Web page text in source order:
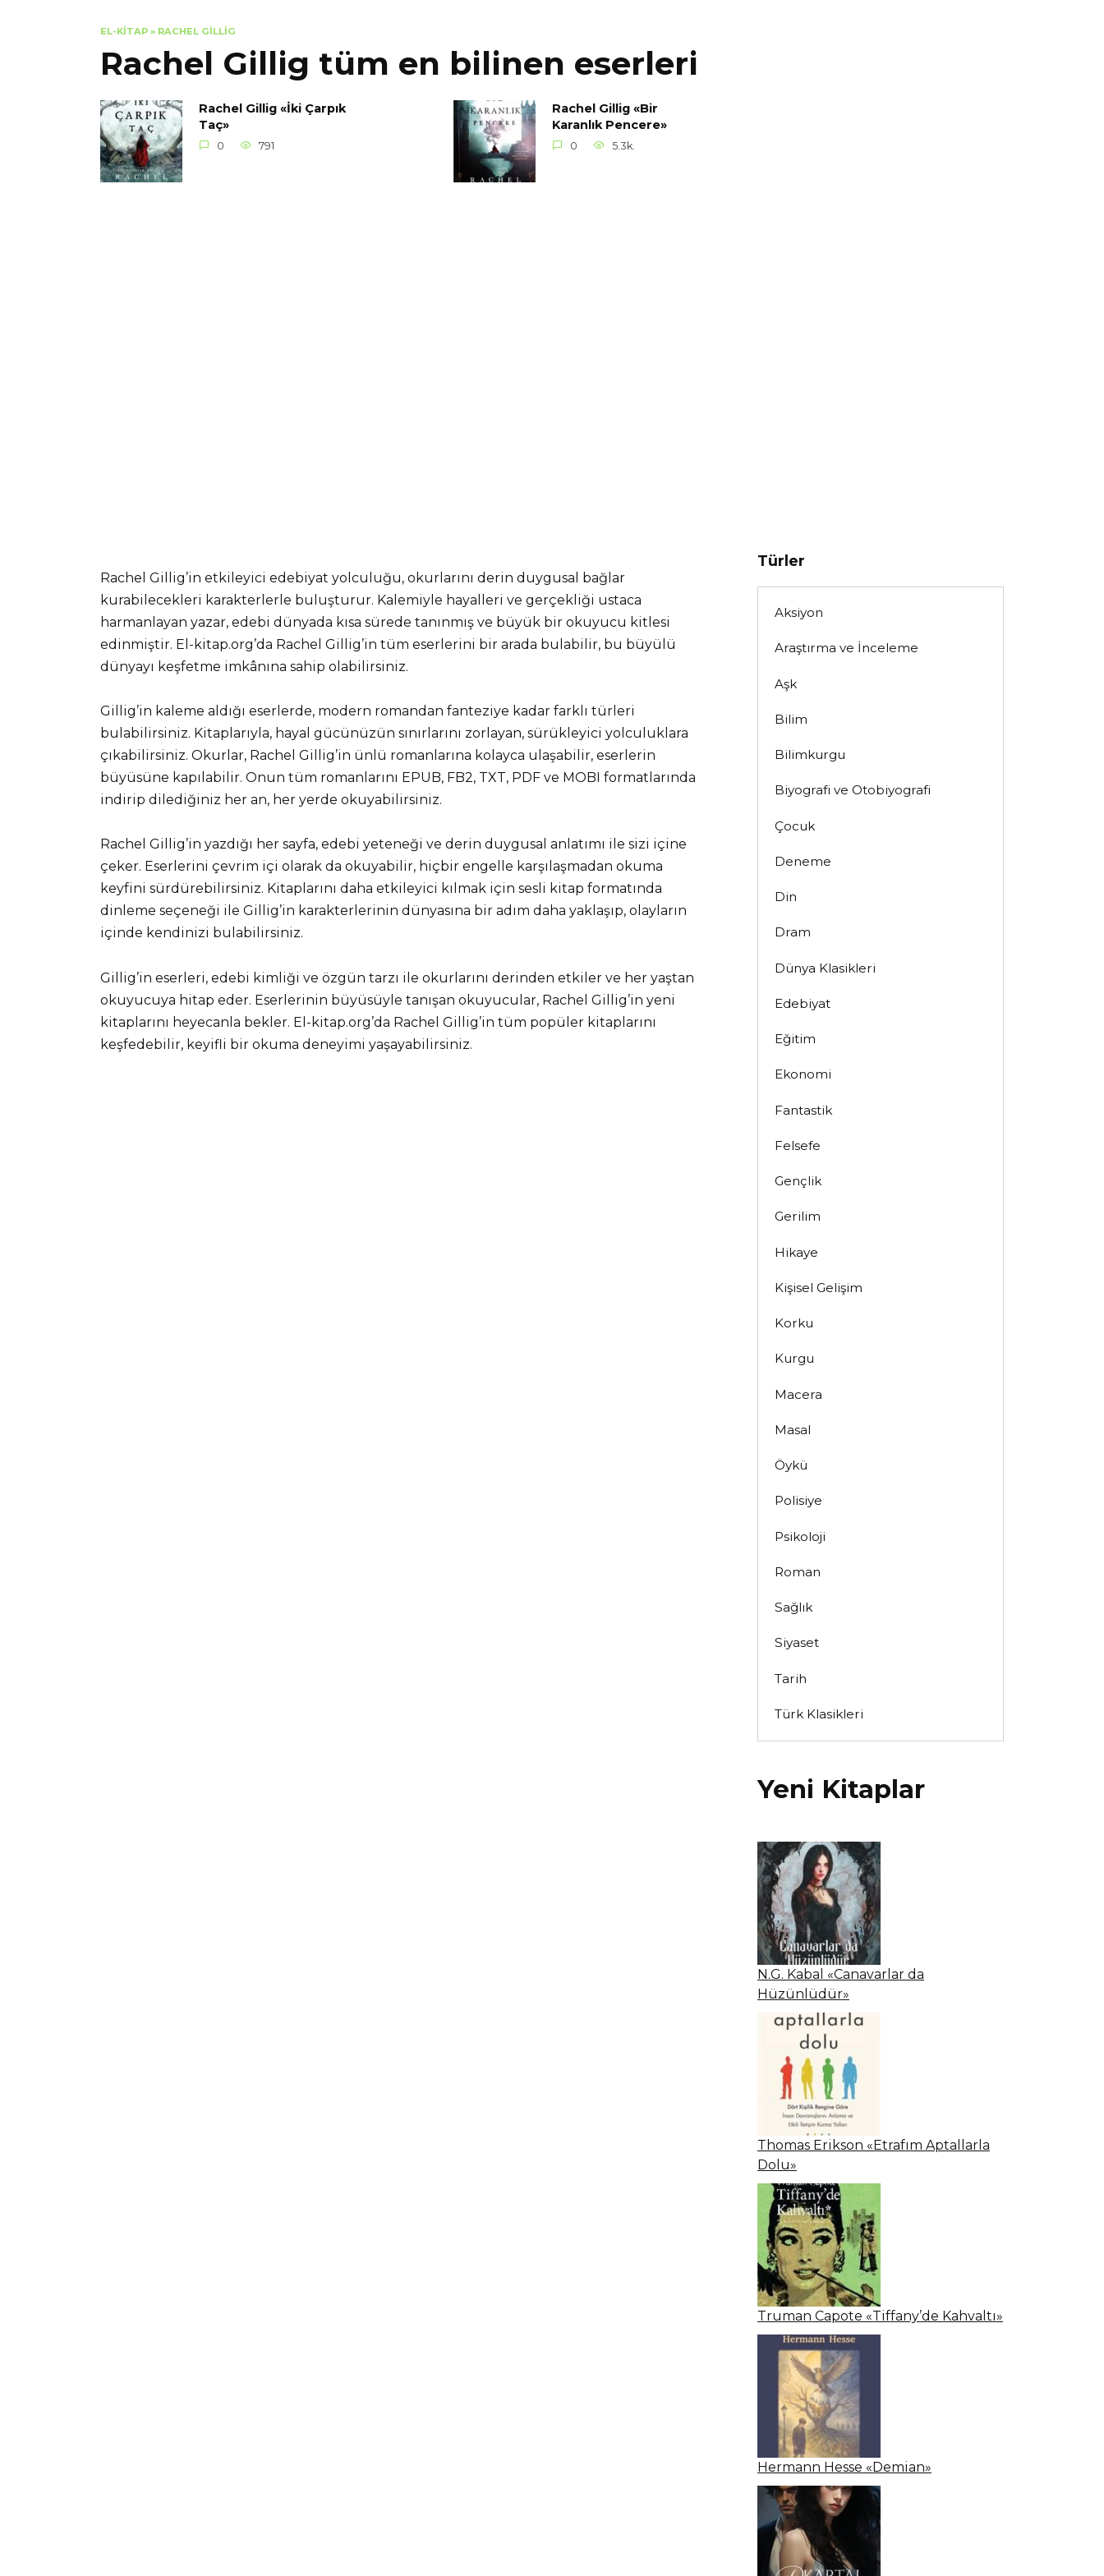
EL-KITAP » RACHEL GILLIG
Rachel Gillig tüm en bilinen eserleri
Rachel Gillig «İki Çarpık
Taç»
0 791
Rachel Gillig «Bir
Karanlık Pencere»
0 5.3k.
Rachel Gillig’in etkileyici edebiyat yolculuğu, okurlarını derin duygusal bağlar
kurabilecekleri karakterlerle buluşturur. Kalemiyle hayalleri ve gerçekliği ustaca
harmanlayan yazar, edebi dünyada kısa sürede tanınmış ve büyük bir okuyucu kitlesi
edinmiştir. El-kitap.org’da Rachel Gillig’in tüm eserlerini bir arada bulabilir, bu büyülü
dünyayı keşfetme imkânına sahip olabilirsiniz.
Gillig’in kaleme aldığı eserlerde, modern romandan fanteziye kadar farklı türleri
bulabilirsiniz. Kitaplarıyla, hayal gücünüzün sınırlarını zorlayan, sürükleyici yolculuklara
çıkabilirsiniz. Okurlar, Rachel Gillig’in ünlü romanlarına kolayca ulaşabilir, eserlerin
büyüsüne kapılabilir. Onun tüm romanlarını EPUB, FB2, TXT, PDF ve MOBI formatlarında
indirip dilediğiniz her an, her yerde okuyabilirsiniz.
Rachel Gillig’in yazdığı her sayfa, edebi yeteneği ve derin duygusal anlatımı ile sizi içine
çeker. Eserlerini çevrim içi olarak da okuyabilir, hiçbir engelle karşılaşmadan okuma
keyfini sürdürebilirsiniz. Kitaplarını daha etkileyici kılmak için sesli kitap formatında
dinleme seçeneği ile Gillig’in karakterlerinin dünyasına bir adım daha yaklaşıp, olayların
içinde kendinizi bulabilirsiniz.
Gillig’in eserleri, edebi kimliği ve özgün tarzı ile okurlarını derinden etkiler ve her yaştan
okuyucuya hitap eder. Eserlerinin büyüsüyle tanışan okuyucular, Rachel Gillig’in yeni
kitaplarını heyecanla bekler. El-kitap.org’da Rachel Gillig’in tüm popüler kitaplarını
keşfedebilir, keyifli bir okuma deneyimi yaşayabilirsiniz.
Türler
Aksiyon
Araştırma ve İnceleme
Aşk
Bilim
Bilimkurgu
Biyografi ve Otobiyografi
Çocuk
Deneme
Din
Dram
Dünya Klasikleri
Edebiyat
Eğitim
Ekonomi
Fantastik
Felsefe
Gençlik
Gerilim
Hikaye
Kişisel Gelişim
Korku
Kurgu
Macera
Masal
Öykü
Polisiye
Psikoloji
Roman
Sağlık
Siyaset
Tarih
Türk Klasikleri
Yeni Kitaplar
N.G. Kabal «Canavarlar da
Hüzünlüdür»
Thomas Erikson «Etrafım Aptallarla
Dolu»
Truman Capote «Tiffany’de Kahvaltı»
Hermann Hesse «Demian»